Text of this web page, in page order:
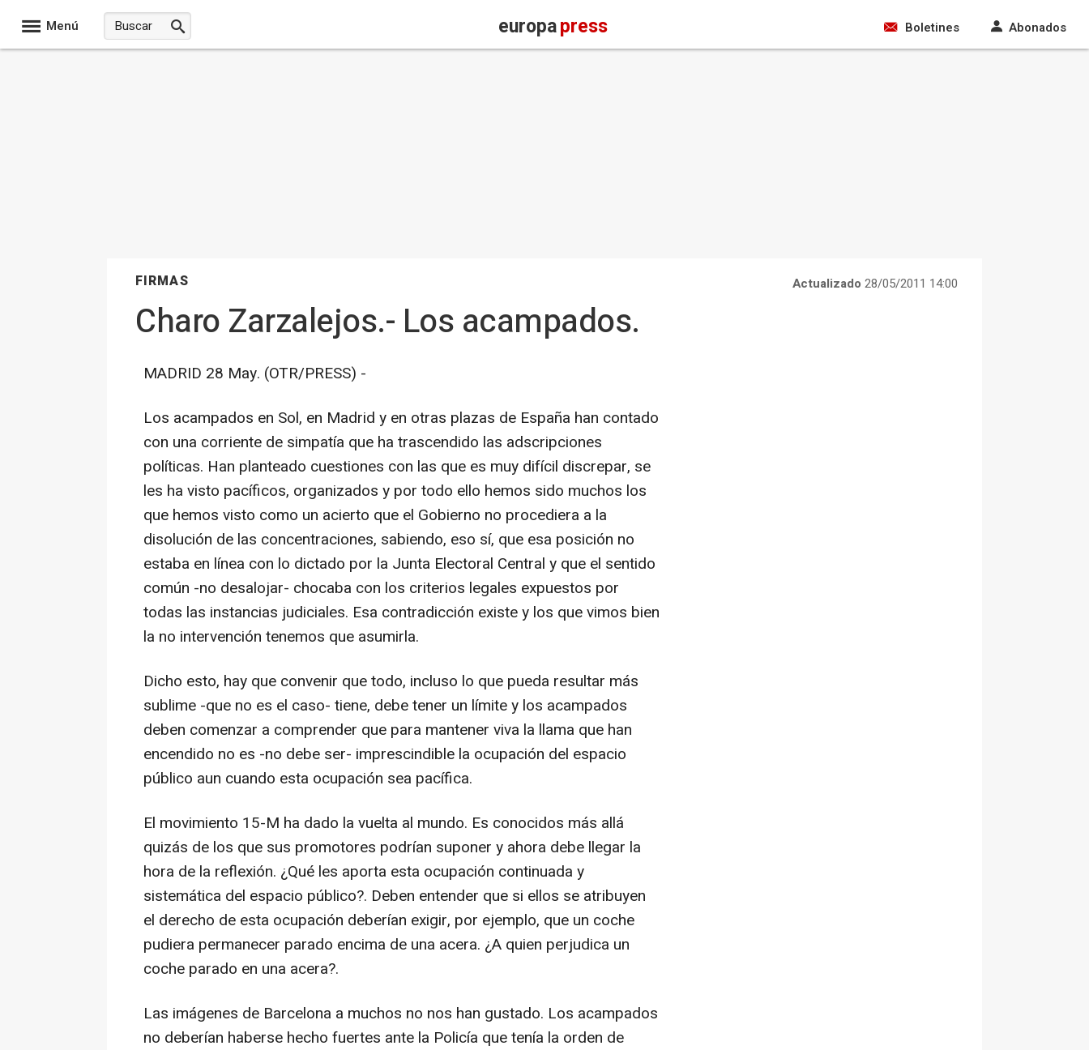
Menú europapress Boletines Abonados
FIRMAS Actualizado 28/05/2011 14:00
Charo Zarzalejos.- Los acampados.
MADRID 28 May. (OTR/PRESS) -
Los acampados en Sol, en Madrid y en otras plazas de España han contado
con una corriente de simpatía que ha trascendido las adscripciones
políticas. Han planteado cuestiones con las que es muy difícil discrepar, se
les ha visto pacíficos, organizados y por todo ello hemos sido muchos los
que hemos visto como un acierto que el Gobierno no procediera a la
disolución de las concentraciones, sabiendo, eso sí, que esa posición no
estaba en línea con lo dictado por la Junta Electoral Central y que el sentido
común -no desalojar- chocaba con los criterios legales expuestos por
todas las instancias judiciales. Esa contradicción existe y los que vimos bien
la no intervención tenemos que asumirla.
Dicho esto, hay que convenir que todo, incluso lo que pueda resultar más
sublime -que no es el caso- tiene, debe tener un límite y los acampados
deben comenzar a comprender que para mantener viva la llama que han
encendido no es -no debe ser- imprescindible la ocupación del espacio
público aun cuando esta ocupación sea pacífica.
El movimiento 15-M ha dado la vuelta al mundo. Es conocidos más allá
quizás de los que sus promotores podrían suponer y ahora debe llegar la
hora de la reflexión. ¿Qué les aporta esta ocupación continuada y
sistemática del espacio público?. Deben entender que si ellos se atribuyen
el derecho de esta ocupación deberían exigir, por ejemplo, que un coche
pudiera permanecer parado encima de una acera. ¿A quien perjudica un
coche parado en una acera?.
Las imágenes de Barcelona a muchos no nos han gustado. Los acampados
no deberían haberse hecho fuertes ante la Policía que tenía la orden de